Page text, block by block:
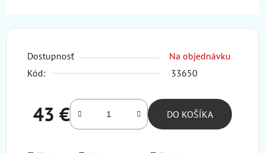
Dostupnosť
Na objednávku
Kód:
33650
43 €
Jednotková cena:
DO KOŠÍKA